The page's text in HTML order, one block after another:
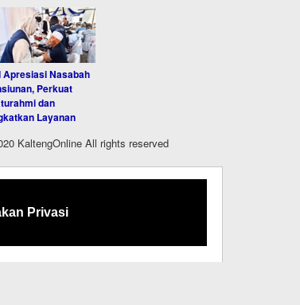
Apresiasi Nasabah
Perkuat
dan
Layanan
KaltengOnline All rights reserved
Privasi